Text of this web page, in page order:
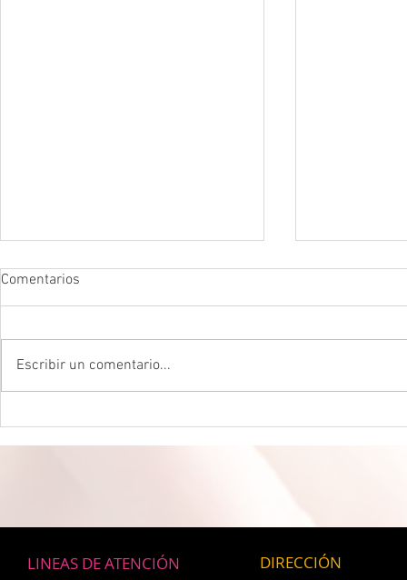
Comentarios
Escribir un comentario...
LINEAS DE ATENCIÓN DIRECCIÓN